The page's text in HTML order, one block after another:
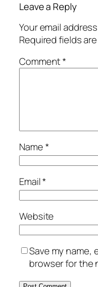
Leave a Reply
Your email
Required fields
Comment*
Name*
Email*
Website
Save my name,
browser for the